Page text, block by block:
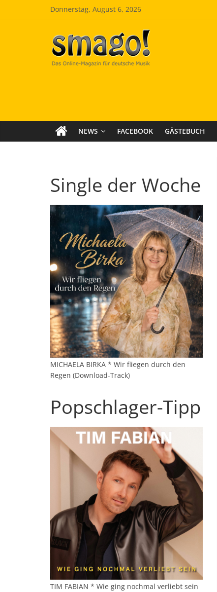
Donnerstag, August 6, 2026
Smago
SchlagerMAGazinOnline
NEWS FACEBOOK GÄSTEBUCH
Single der Woche
MICHAELA BIRKA * Wir fliegen durch den
Regen (Download-Track)
Popschlager-Tipp
TIM FABIAN * Wie ging nochmal verliebt sein